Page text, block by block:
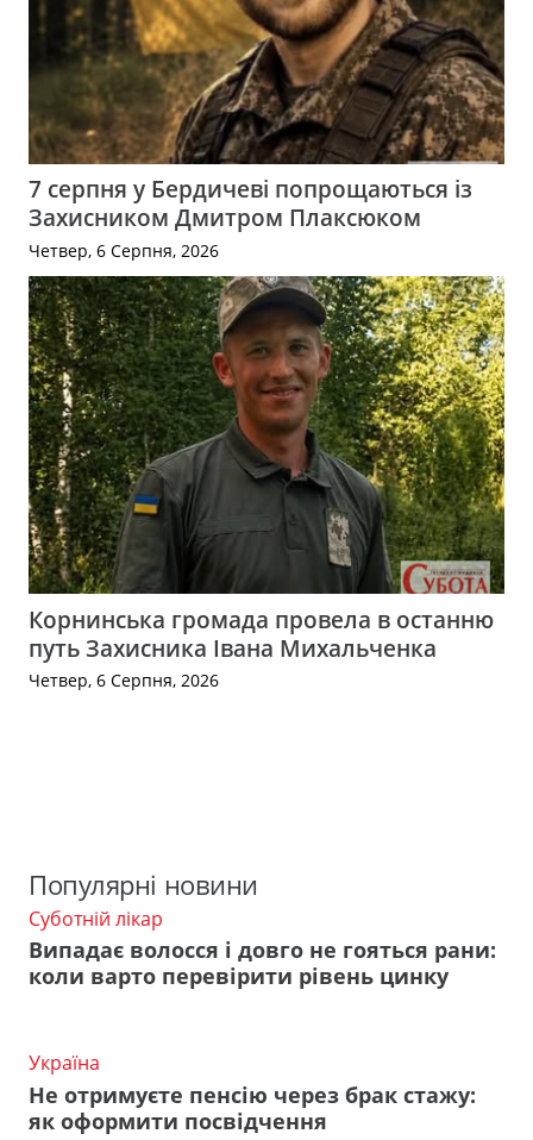
7 серпня у Бердичеві попрощаються із
Захисником Дмитром Плаксюком
Четвер, 6 Серпня, 2026
Корнинська громада провела в останню
путь Захисника Івана Михальченка
Четвер, 6 Серпня, 2026
Популярні новини
Суботній лікар
Випадає волосся і довго не гояться рани:
коли варто перевірити рівень цинку
Україна
Не отримуєте пенсію через брак стажу:
як оформити посвідчення